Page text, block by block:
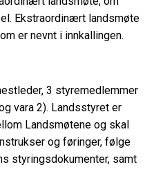
Ekstraordinært landsmøte
er nevnt i innkallingen.
3 styremedlemmer
vara 2). Landsstyret er
Landsmøtene og skal
og føringer, følge
styringsdokumenter, samt